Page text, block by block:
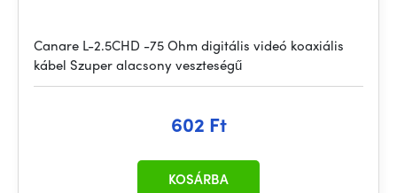
Canare L-2.5CHD -75 Ohm digitális videó koaxiális
kábel Szuper alacsony veszteségű
602 Ft
KOSÁRBA